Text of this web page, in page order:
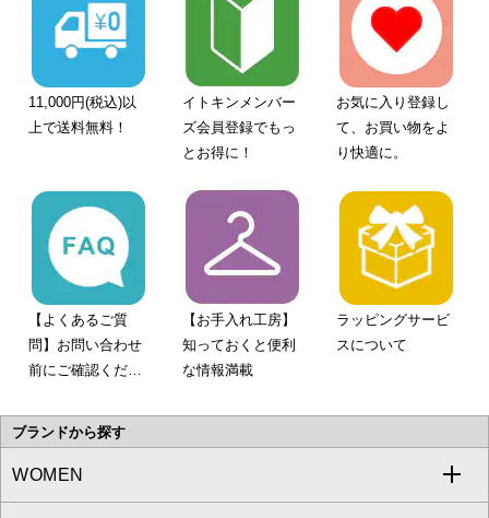
11,000円(税込)以
上で送料無料！
イトキンメンバー
ズ会員登録でもっ
とお得に！
お気に入り登録し
て、お買い物をよ
り快適に。
【よくあるご質
問】お問い合わせ
前にご確認くださ
【お手入れ工房】
知っておくと便利
な情報満載
ラッピングサービ
スについて
ブランドから探す
WOMEN